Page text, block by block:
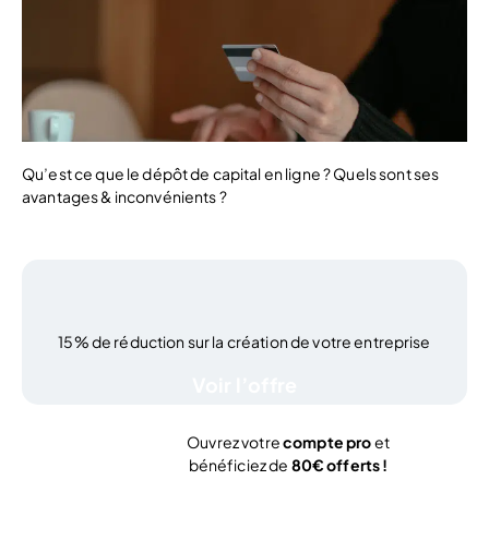
Qu’est ce que le dépôt de capital en ligne ? Quels sont ses
avantages & inconvénients ?
15% de réduction sur la création de votre entreprise
Ouvrez votrecompte proet
bénéficiez de 80€ offerts !